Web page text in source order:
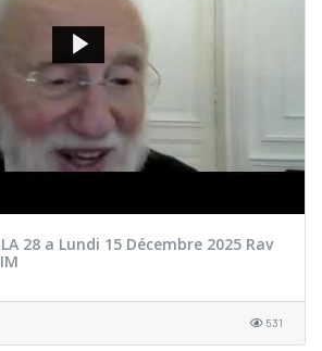
28 a Lundi 15 Décembre 2025 Rav
531